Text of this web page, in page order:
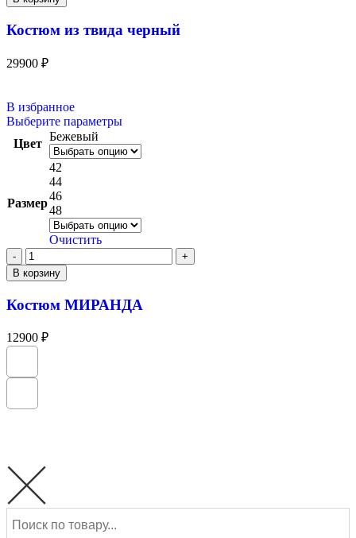
Костюм из твида черный
29900 ₽
В избранное
Выберите параметры
Цвет
Бежевый
Размер
42
44
46
48
Очистить
В корзину
Костюм МИРАНДА
12900 ₽